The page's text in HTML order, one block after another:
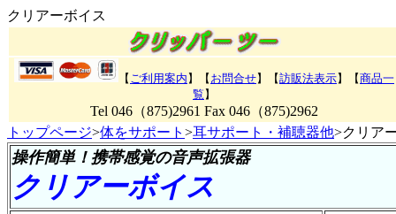
クリアーボイス
【 ご利用案内 】【 お問合せ】【訪販法表示】【商品一
覧 】
Tel 046（875)2961 Fax 046（875)2962
トップページ>体をサポート >耳サポート・補聴器他>クリア
操作簡単！携帯感覚の音声拡張器
クリアーボイス